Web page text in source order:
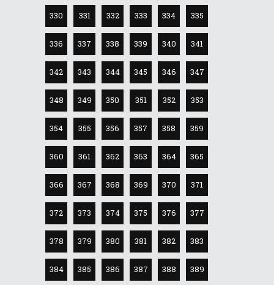
330 331 332 333 334 335
336 337 338 339 340 341
342 343 344 345 346 347
348 349 350 351 352 353
354 355 356 357 358 359
360 361 362 363 364 365
366 367 368 369 370 371
372 373 374 375 376 377
378 379 380 381 382 383
384 385 386 387 388 389